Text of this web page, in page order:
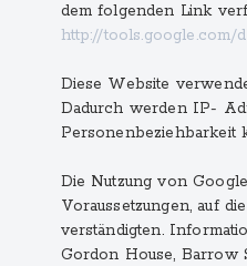
dem folgenden Link
http://tools.google.com/
Diese Website
Dadurch werden IP-
Personenbeziehbarkeit
Die Nutzung von
Voraussetzungen, auf
verständigten.
Gordon House, Barrow